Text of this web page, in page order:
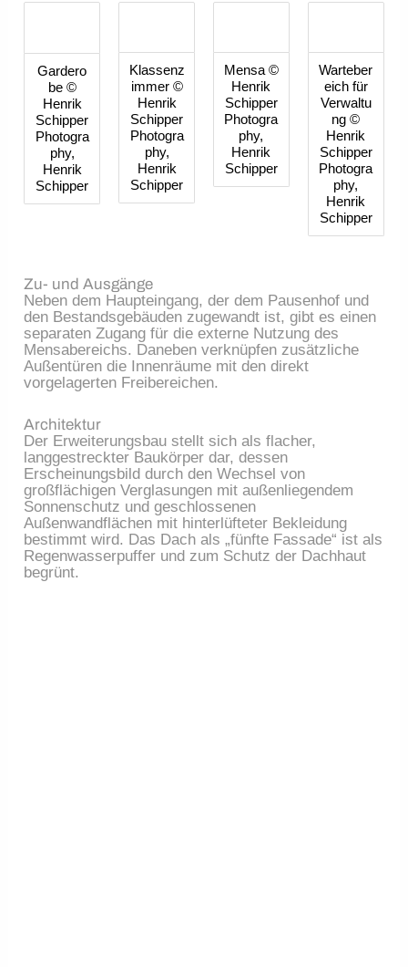
Gardero
be ©
Henrik
Schipper
Photogra
phy,
Henrik
Schipper
Klassenz
immer ©
Henrik
Schipper
Photogra
phy,
Henrik
Schipper
Mensa ©
Henrik
Schipper
Photogra
phy,
Henrik
Schipper
Warteber
eich für
Verwaltu
ng ©
Henrik
Schipper
Photogra
phy,
Henrik
Schipper
Zu- und Ausgänge
Neben dem Haupteingang, der dem Pausenhof und
den Bestandsgebäuden zugewandt ist, gibt es einen
separaten Zugang für die externe Nutzung des
Mensabereichs. Daneben verknüpfen zusätzliche
Außentüren die Innenräume mit den direkt
vorgelagerten Freibereichen.
Architektur
Der Erweiterungsbau stellt sich als flacher,
langgestreckter Baukörper dar, dessen
Erscheinungsbild durch den Wechsel von
großflächigen Verglasungen mit außenliegendem
Sonnenschutz und geschlossenen
Außenwandflächen mit hinterlüfteter Bekleidung
bestimmt wird. Das Dach als „fünfte Fassade“ ist als
Regenwasserpuffer und zum Schutz der Dachhaut
begrünt.